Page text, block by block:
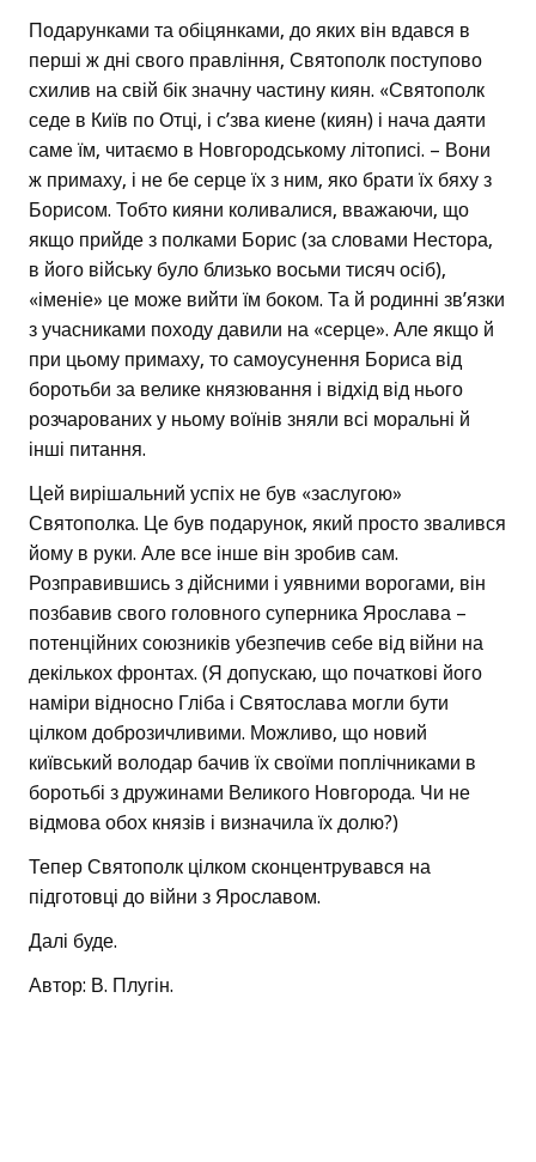
Подарунками та обіцянками, до яких він вдався в
перші ж дні свого правління, Святополк поступово
схилив на свій бік значну частину киян. «Святополк
седе в Київ по Отці, і с’зва киене (киян) і нача даяти
саме їм, читаємо в Новгородському літописі. – Вони
ж примаху, і не бе серце їх з ним, яко брати їх бяху з
Борисом. Тобто кияни коливалися, вважаючи, що
якщо прийде з полками Борис (за словами Нестора,
в його війську було близько восьми тисяч осіб),
«іменіе» це може вийти їм боком. Та й родинні зв’язки
з учасниками походу давили на «серце». Але якщо й
при цьому примаху, то самоусунення Бориса від
боротьби за велике князювання і відхід від нього
розчарованих у ньому воїнів зняли всі моральні й
інші питання.
Цей вирішальний успіх не був «заслугою»
Святополка. Це був подарунок, який просто звалився
йому в руки. Але все інше він зробив сам.
Розправившись з дійсними і уявними ворогами, він
позбавив свого головного суперника Ярослава –
потенційних союзників убезпечив себе від війни на
декількох фронтах. (Я допускаю, що початкові його
наміри відносно Гліба і Святослава могли бути
цілком доброзичливими. Можливо, що новий
київський володар бачив їх своїми поплічниками в
боротьбі з дружинами Великого Новгорода. Чи не
відмова обох князів і визначила їх долю?)
Тепер Святополк цілком сконцентрувався на
підготовці до війни з Ярославом.
Далі буде.
Автор: В. Плугін.